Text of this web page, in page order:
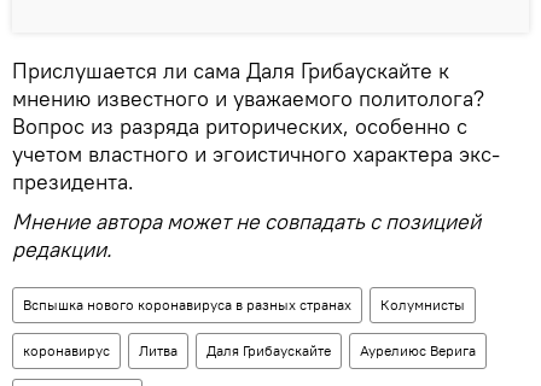
Прислушается ли сама Даля Грибаускайте к
мнению известного и уважаемого политолога?
Вопрос из разряда риторических, особенно с
учетом властного и эгоистичного характера экс-
президента.
Мнение автора может не совпадать с позицией
редакции.
Вспышка нового коронавируса в разных странах Колумнисты
коронавирус Литва Даля Грибаускайте Аурелиюс Верига